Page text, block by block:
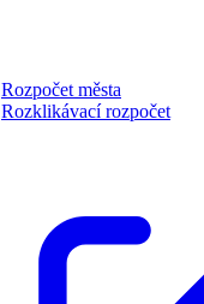
Rozpočet města
Rozklikávací rozpočet